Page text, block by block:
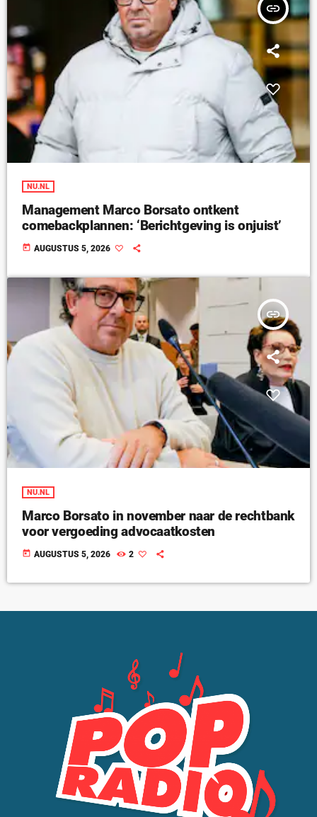
insert_link
NU.NL
Management Marco Borsato ontkent
comebackplannen: ‘Berichtgeving is onjuist’
today AUGUSTUS 5, 2026
insert_link
NU.NL
Marco Borsato in november naar de rechtbank
voor vergoeding advocaatkosten
today AUGUSTUS 5, 2026 2